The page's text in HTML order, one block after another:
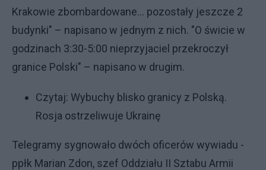
Krakowie zbombardowane… pozostały jeszcze 2
budynki" – napisano w jednym z nich. "O świcie w
godzinach 3:30-5:00 nieprzyjaciel przekroczył
granice Polski" – napisano w drugim.
Czytaj: Wybuchy blisko granicy z Polską.
Rosja ostrzeliwuje Ukrainę
Telegramy sygnowało dwóch oficerów wywiadu -
ppłk Marian Zdon, szef Oddziału II Sztabu Armii